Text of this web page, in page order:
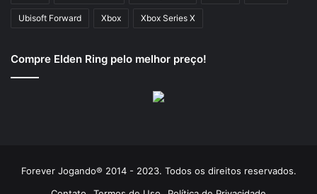
Ubisoft Forward Xbox Xbox Series X
Compre Elden Ring pelo melhor preço!
Forever Jogando® 2014 - 2023. Todos os direitos reservados.